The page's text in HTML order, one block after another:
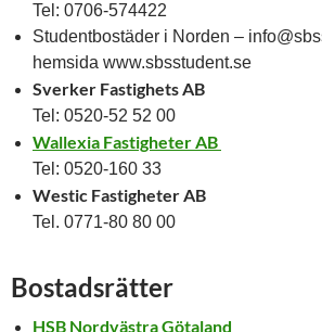
Tel: 0706-574422
Studentbostäder i Norden –
hemsida www.sbsstudent.se
Sverker Fastighets AB
Tel: 0520-52 52 00
Wallexia Fastigheter AB
Tel: 0520-160 33
Westic Fastigheter AB
Tel. 0771-80 80 00
Bostadsrätter
HSB Nordvästra Götaland